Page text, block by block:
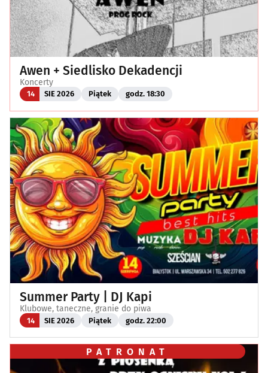
Awen + Siedlisko Dekadencji
Koncerty
14 SIE 2026 Piątek godz. 18:30
Summer Party | DJ Kapi
Klubowe, taneczne, granie do piwa
14 SIE 2026 Piątek godz. 22:00
PATRONAT